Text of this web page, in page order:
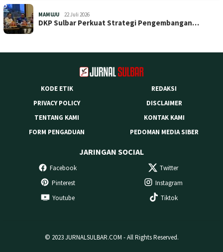
MAMUJU 22 Juli 2026
DKP Sulbar Perkuat Strategi Pengembangan…
KODE ETIK
REDAKSI
PRIVACY POLICY
DISCLAIMER
TENTANG KAMI
KONTAK KAMI
FORM PENGADUAN
PEDOMAN MEDIA SIBER
JARINGAN SOCIAL
Facebook
Twitter
Pinterest
Instagram
Youtube
Tiktok
© 2023 JURNALSULBAR.COM - All Rights Reserved.